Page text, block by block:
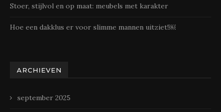
Stoer, stijlvol en op maat: meubels met karakter
Hoe een dakklus er voor slimme mannen uitziet!￼
ARCHIEVEN
september 2025